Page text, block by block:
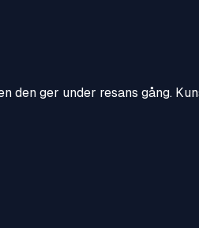
den ger under resans gång.